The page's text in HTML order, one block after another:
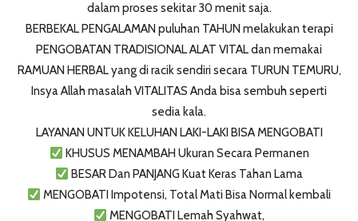
dalam proses sekitar 30 menit saja.
BERBEKAL PENGALAMAN puluhan TAHUN melakukan terapi
PENGOBATAN TRADISIONAL ALAT VITAL dan memakai
RAMUAN HERBAL yang di racik sendiri secara TURUN TEMURU,
Insya Allah masalah VITALITAS Anda bisa sembuh seperti
sedia kala.
LAYANAN UNTUK KELUHAN LAKI-LAKI BISA MENGOBATI
KHUSUS MENAMBAH Ukuran Secara Permanen
BESAR Dan PANJANG Kuat Keras Tahan Lama
MENGOBATI Impotensi, Total Mati Bisa Normal kembali
MENGOBATI Lemah Syahwat,